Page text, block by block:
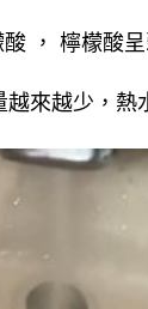
， 檸檬酸
來越少，